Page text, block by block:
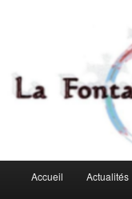
principal
Accueil Actualités